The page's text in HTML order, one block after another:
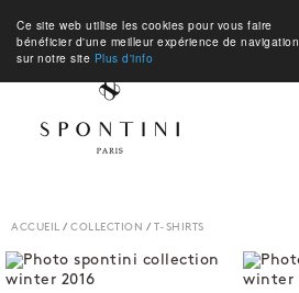
Ce site web utilise les cookies pour vous faire
bénéficier d'une meilleur expérience de navigation
sur notre site Plus d'info
ACCUEIL / COLLECTION / T-SHIRTS